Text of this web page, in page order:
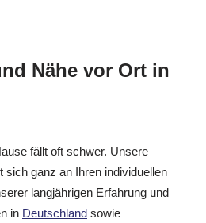
Nähe vor Ort in
fällt oft schwer. Unsere
sich ganz an Ihren individuellen
langjährigen Erfahrung und
in Deutschland sowie